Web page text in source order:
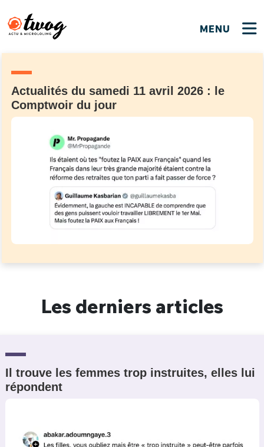
MENU
Actualités du samedi 11 avril 2026 : le
Comptwoir du jour
Les derniers articles
Il trouve les femmes trop instruites, elles lui
répondent
Bienvenue !
JE M'INSCRIS
PSEUDO*
EMAIL*
PASSWORD*
Connexion
PSEUDO
MOT DE PASSE Mot de passe perdu ?
CONNEXION
FERMER
Que souhaitez-vous proposer ?
Quelques tweets
Ma propre sélection
M'INSCRIRE